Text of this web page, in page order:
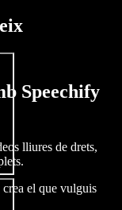
Speechify
lliures de drets,
crea el que vulguis